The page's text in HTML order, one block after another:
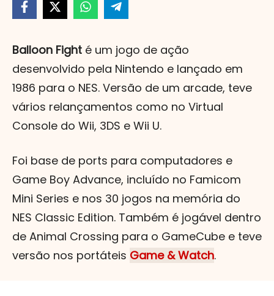
Balloon Fight é um jogo de ação
desenvolvido pela Nintendo e lançado em
1986 para o NES. Versão de um arcade, teve
vários relançamentos como no Virtual
Console do Wii, 3DS e Wii U.
Foi base de ports para computadores e
Game Boy Advance, incluído no Famicom
Mini Series e nos 30 jogos na memória do
NES Classic Edition. Também é jogável dentro
de Animal Crossing para o GameCube e teve
versão nos portáteis Game & Watch.